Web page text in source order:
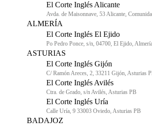
El Corte Inglés Alicante
Avda. de Maisonnave, 53 Alicante,
ALMERÍA
El Corte Inglés El Ejido
Po Pedro Ponce, s/n, 04700, El Ejido,
ASTURIAS
El Corte Inglés Gijón
C/ Ramón Areces, 2, 33211 Gijón, Asturias
El Corte Inglés Avilés
Ctra. de Grado, s/n Avilés, Asturias PB
El Corte Inglés Uría
Calle Uría, 9 33003 Oviedo, Asturias PB
BADAJOZ